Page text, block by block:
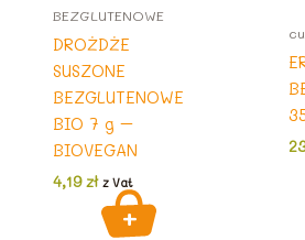
BEZGLUTENOWE
DROŻDŻE
SUSZONE
BEZGLUTENOWE
BIO 7 g –
BIOVEGAN
4,19zł z Vat